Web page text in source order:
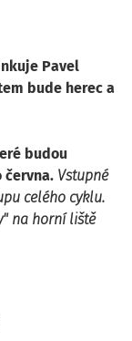
Pavel
bude herec a
budou
června. Vstupné
celého cyklu.
na horní liště